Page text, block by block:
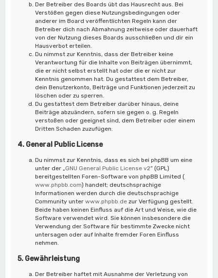
Der Betreiber des Boards übt das Hausrecht aus. Bei
Verstößen gegen diese Nutzungsbedingungen oder
anderer im Board veröffentlichten Regeln kann der
Betreiber dich nach Abmahnung zeitweise oder dauerhaft
von der Nutzung dieses Boards ausschließen und dir ein
Hausverbot erteilen.
Du nimmst zur Kenntnis, dass der Betreiber keine
Verantwortung für die Inhalte von Beiträgen übernimmt,
die er nicht selbst erstellt hat oder die er nicht zur
Kenntnis genommen hat. Du gestattest dem Betreiber,
dein Benutzerkonto, Beiträge und Funktionen jederzeit zu
löschen oder zu sperren.
Du gestattest dem Betreiber darüber hinaus, deine
Beiträge abzuändern, sofern sie gegen o. g. Regeln
verstoßen oder geeignet sind, dem Betreiber oder einem
Dritten Schaden zuzufügen.
4. General Public License
Du nimmst zur Kenntnis, dass es sich bei phpBB um eine
unter der „GNU General Public License v2“ (GPL)
bereitgestellten Foren-Software von phpBB Limited (
www.phpbb.com) handelt; deutschsprachige
Informationen werden durch die deutschsprachige
Community unterwww.phpbb.de zur Verfügung gestellt.
Beide haben keinen Einfluss auf die Art und Weise, wie die
Software verwendet wird. Sie können insbesondere die
Verwendung der Software für bestimmte Zwecke nicht
untersagen oder auf Inhalte fremder Foren Einfluss
nehmen.
5. Gewährleistung
Der Betreiber haftet mit Ausnahme der Verletzung von